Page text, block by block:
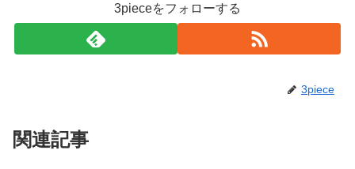
3pieceをフォローする
3piece
関連記事